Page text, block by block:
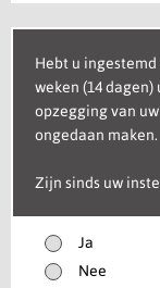
Hebt u
weken (14
opzegging van
ongedaan maken.
Zijn sinds uw
Ja
Nee